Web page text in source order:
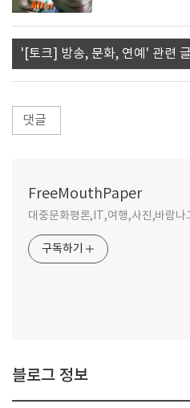
'[토크] 방송, 문화, 연예' 관련
댓글
FreeMouthPaper
대중문화평론,IT,여행,사진,바람나
구독하기
블로그 정보